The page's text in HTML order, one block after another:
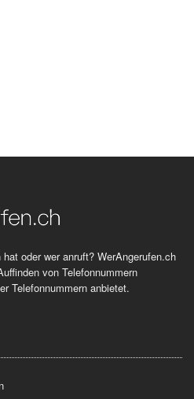
oder wer anruft? WerAngerufen.ch
von Telefonnummern
Telefonnummern anbietet.